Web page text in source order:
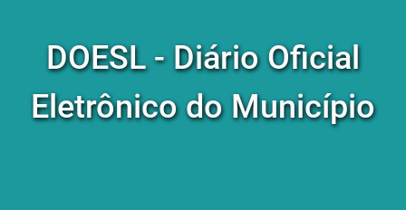
DOESL - Diário Oficial
Eletrônico do Município